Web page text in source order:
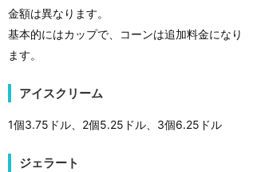
金額は異なります。
基本的にはカップで、コーンは追加料金になり
ます。
アイスクリーム
1個3.75ドル、2個5.25ドル、3個6.25ドル
ジェラート